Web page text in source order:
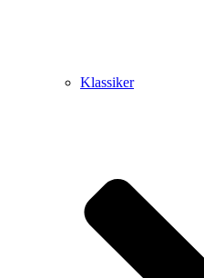
Klassiker